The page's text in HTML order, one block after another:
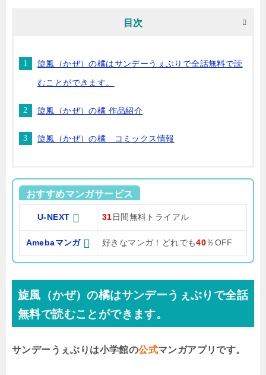
目次
旋風（かぜ）の橘はサンデーうぇぶりで全話無料で読
むことができます。
旋風（かぜ）の橘 作品紹介
旋風（かぜ）の橘 コミックス情報
おすすめマンガサービス
U-NEXT 31 日間無料トライアル
Amebaマンガ 好きなマンガ！どれでも40％OFF
旋風（かぜ）の橘はサンデーうぇぶりで全話
無料で読むことができます。
サンデーうぇぶりは小学館の公式マンガアプリです。